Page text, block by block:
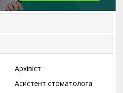
Архівіст
Асистент стоматолога